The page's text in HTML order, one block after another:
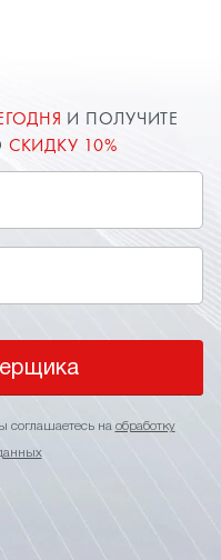
И ПОЛУЧИТЕ
СКИДКУ 10%
соглашаетесь на обработку